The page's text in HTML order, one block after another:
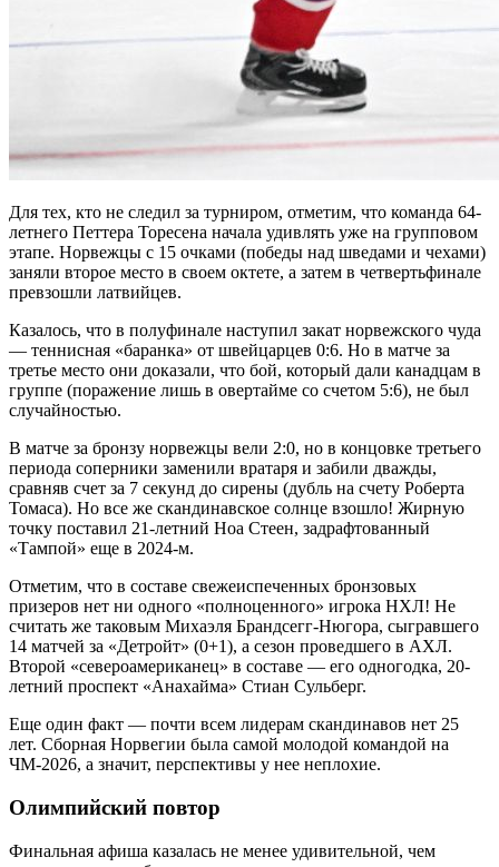
Для тех, кто не следил за турниром, отметим, что команда 64-
летнего Петтера Торесена начала удивлять уже на групповом
этапе. Норвежцы с 15 очками (победы над шведами и чехами)
заняли второе место в своем октете, а затем в четвертьфинале
превзошли латвийцев.
Казалось, что в полуфинале наступил закат норвежского чуда
— теннисная «баранка» от швейцарцев 0:6. Но в матче за
третье место они доказали, что бой, который дали канадцам в
группе (поражение лишь в овертайме со счетом 5:6), не был
случайностью.
В матче за бронзу норвежцы вели 2:0, но в концовке третьего
периода соперники заменили вратаря и забили дважды,
сравняв счет за 7 секунд до сирены (дубль на счету Роберта
Томаса). Но все же скандинавское солнце взошло! Жирную
точку поставил 21-летний Ноа Стеен, задрафтованный
«Тампой» еще в 2024-м.
Отметим, что в составе свежеиспеченных бронзовых
призеров нет ни одного «полноценного» игрока НХЛ! Не
считать же таковым Михаэля Брандсегг-Нюгора, сыгравшего
14 матчей за «Детройт» (0+1), а сезон проведшего в АХЛ.
Второй «североамериканец» в составе — его одногодка, 20-
летний проспект «Анахайма» Стиан Сульберг.
Еще один факт — почти всем лидерам скандинавов нет 25
лет. Сборная Норвегии была самой молодой командой на
ЧМ-2026, а значит, перспективы у нее неплохие.
Олимпийский повтор
Финальная афиша казалась не менее удивительной, чем